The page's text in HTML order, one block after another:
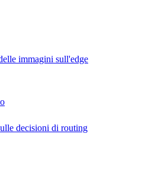
immagini sull'edge
decisioni di routing